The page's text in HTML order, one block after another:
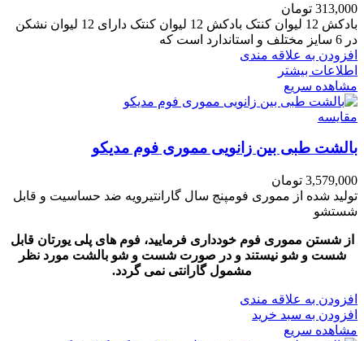
313,000 تومان
بادکش 12 لیوان کنتک بادکش 12 لیوان کنتک دارای 12 لیوان نشکن
در 6 سایز مختلف و استاندارد است که
افزودن به علاقه مندی
اطلاعات بیشتر
مشاهده سریع
مقایسه
بالشت طبی بین زانویی مموری فوم مدیکو
3,579,000 تومان
تولید شده از مموری فومپنج سال گارانتیرویه ضد حساسیت و قابل
شستشو
از شستن مموری فوم خودداری فرمایید، فوم های پلی یورتان قابل
شست و شو نیستند و در صورت شست و شو بالشت مورد نظر
مشمول گارانتی نمی گردد.
افزودن به علاقه مندی
افزودن به سبد خرید
مشاهده سریع